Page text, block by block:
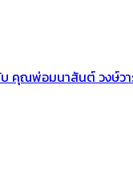
คุณพ่อมนาสันต์ วงษ์วาร